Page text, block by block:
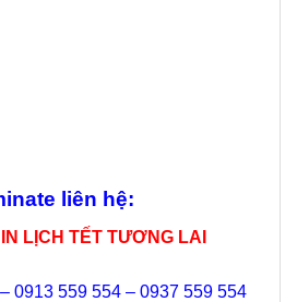
liên hệ:
LỊCH TẾT TƯƠNG LAI
0913 559 554 – 0937 559 554